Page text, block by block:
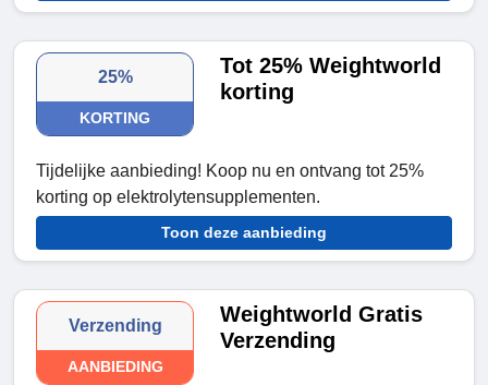
25%
KORTING
Tot 25% Weightworld
korting
Tijdelijke aanbieding! Koop nu en ontvang tot 25%
korting op elektrolytensupplementen.
Toon deze aanbieding
Verzending
AANBIEDING
Weightworld Gratis
Verzending